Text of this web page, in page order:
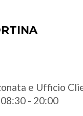
e Ufficio
- 20:00